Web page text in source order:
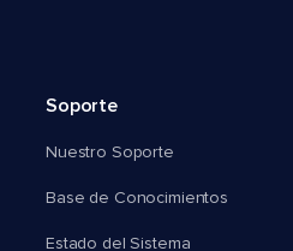
Soporte
Nuestro Soporte
Base de Conocimientos
Estado del Sistema